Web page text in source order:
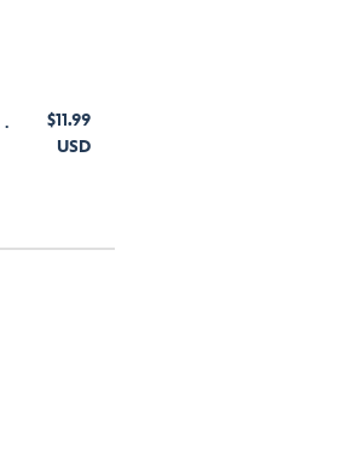
$11.99
USD